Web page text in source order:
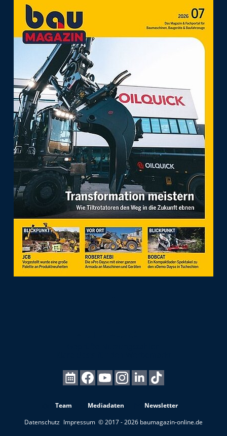
Team Mediadaten
Newsletter
Datenschutz Impressum © 2017 - 2026 baumagazin-online.de